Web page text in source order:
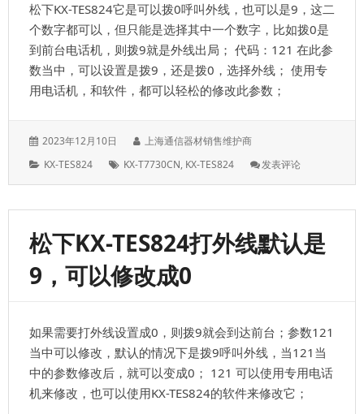
置，
不
可
能
转
松下KX-TES824它是可以拨0呼叫外线，也可以是9，这二
个数字都可以，但只能是选择其中一个数字，比如拨0是
到前台电话机，则拨9就是外线出局； 代码：121 在此参
数当中，可以设置是拨9，还是拨0，选择外线； 使用专
用电话机，和软件，都可以轻松的修改此参数；
发
于：
2023年12月10日
作
上海通信器材销售维护商
分
KX-TES824
标
KX-T7730CN, KX-TES824 发表评论: KX-
外
设
置
局
的
法
松下KX-TES824打外线默认是
9，可以修改成0
如果需要打外线设置成0，则拨9就会到达前台；参数121
当中可以修改，默认的情况下是拨9呼叫外线，当121当
中的参数修改后，就可以变成0； 121 可以使用专用电话
机来修改，也可以使用KX-TES824的软件来修改它；